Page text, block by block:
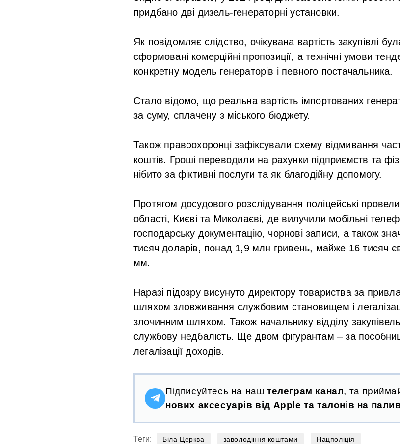
придбано дві дизель-генераторні установки.
Як повідомляє слідство, очікувана вартість закупівлі
сформовані комерційні пропозиції, а технічні умови
конкретну модель генераторів і певного постачальника.
Стало відомо, що реальна вартість імпортованих
за суму, сплачену з міського бюджету.
Також правоохоронці зафіксували схему відмивання
коштів. Гроші переводили на рахунки підприємств та
нібито за фіктивні послуги та як благодійну допомогу.
Протягом досудового розслідування поліцейські
області, Києві та Миколаєві, де вилучили мобільні
господарську документацію, чорнові записи, а також
тисяч доларів, понад 1,9 млн гривень, майже 16 тисяч
мм.
Наразі підозру висунуто директору товариства за
шляхом зловживання службовим становищем і
злочинним шляхом. Також начальнику відділу
службову недбалість. Ще двом фігурантам – за
легалізації доходів.
Підписуйтесь на наш телеграм канал, та
нових аксесуарів від Apple та талонів на
Теги: Біла Церква заволодіння коштами Нацполіція